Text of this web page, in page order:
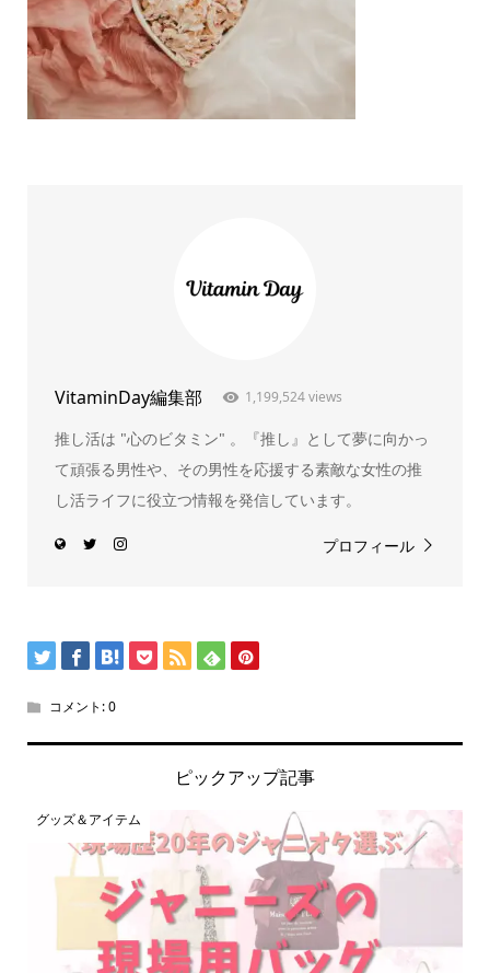
VitaminDay編集部 1,199,524 views
推し活は "心のビタミン" 。『推し』として夢に向かっ
て頑張る男性や、その男性を応援する素敵な女性の推
し活ライフに役立つ情報を発信しています。
プロフィール
コメント:0
ピックアップ記事
グッズ＆アイテム